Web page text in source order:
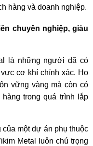
hàng và doanh nghiệp.
chuyên nghiệp, giàu
là những người đã có
cơ khí chính xác. Họ
vững vàng mà còn có
trong quá trình lắp
một dự án phụ thuộc
Metal luôn chú trọng